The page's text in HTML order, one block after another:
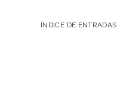
ÍNDICE DE ENTRADAS